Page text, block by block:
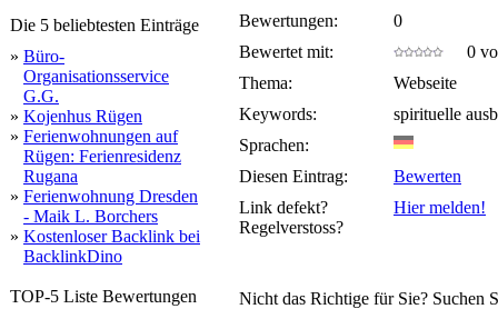
Die 5 beliebtesten Einträge
» Büro-
Organisationsservice
G.G.
» Kojenhus Rügen
» Ferienwohnungen auf
Rügen: Ferienresidenz
Rugana
» Ferienwohnung Dresden
- Maik L. Borchers
» Kostenloser Backlink bei
BacklinkDino
TOP-5 Liste Bewertungen
Bewertungen:
0
Bewertet mit:
0
Thema:
Webseite
Keywords:
spirituelle
Sprachen:
Diesen Eintrag:
Bewerten
Link defekt?
Regelverstoss?
Hier melden!
Nicht das Richtige für Sie? Suchen